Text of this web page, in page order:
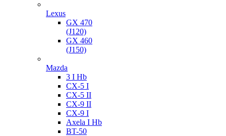
Lexus
GX 470
(J120)
GX 460
(J150)
Mazda
3 I Hb
CX-5 I
CX-5 II
CX-9 II
CX-9 I
Axela I Hb
BT-50